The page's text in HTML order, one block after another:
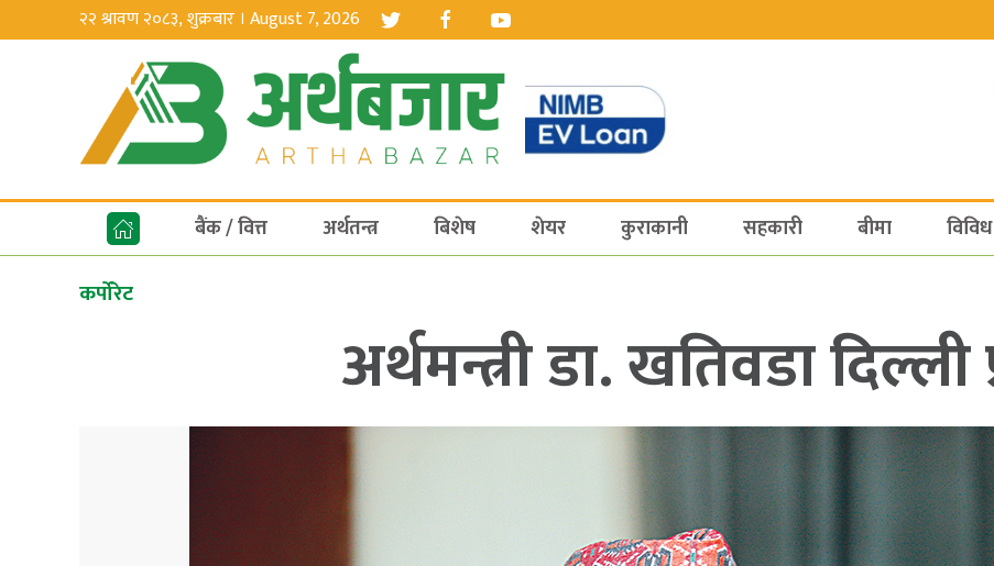
२२ श्रावण २०८३, शुक्रबार । August 7, 2026
बैंक / वित्त अर्थतन्त्र बिशेष शेयर कुराकानी सहकारी बीमा विविध
कर्पोरेट
अर्थमन्त्री डा. खतिवडा दिल्ली